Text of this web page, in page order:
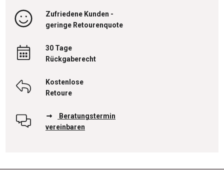
Zufriedene Kunden -
geringe Retourenquote
30 Tage
Rückgaberecht
Kostenlose
Retoure
Beratungstermin
vereinbaren